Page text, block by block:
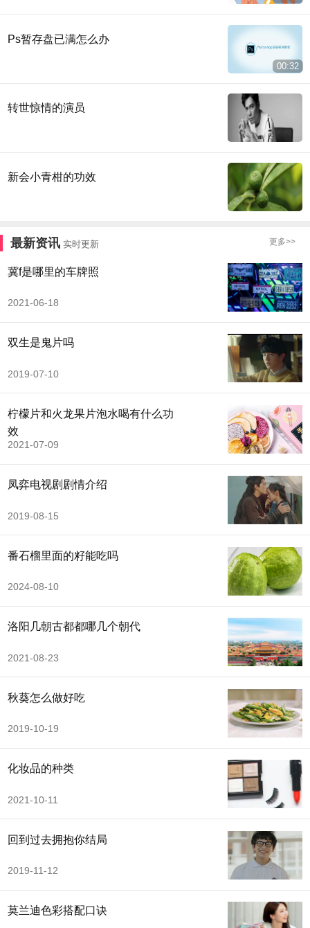
Ps暂存盘已满怎么办
00:32
转世惊情的演员
新会小青柑的功效
最新资讯 实时更新 更多>>
冀f是哪里的车牌照
2021-06-18
双生是鬼片吗
2019-07-10
柠檬片和火龙果片泡水喝有什么功
效
2021-07-09
凤弈电视剧剧情介绍
2019-08-15
番石榴里面的籽能吃吗
2024-08-10
洛阳几朝古都都哪几个朝代
2021-08-23
秋葵怎么做好吃
2019-10-19
化妆品的种类
2021-10-11
回到过去拥抱你结局
2019-11-12
莫兰迪色彩搭配口诀